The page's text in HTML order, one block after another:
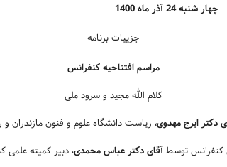
چهار شنبه 24 آذر ماه 1400
جزییات برنامه
مراسم افتتاحیه کنفرانس
کلام الله مجید و سرود ملی
دکتر ایرج مهدوی، ریاست دانشگاه علوم و فنون مازندران
کنفرانس توسط آقای دکتر عباس محمدی، دبیر کمیته علمی